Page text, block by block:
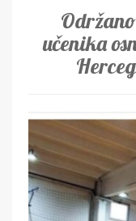
učenika